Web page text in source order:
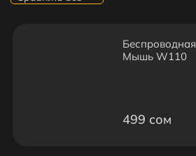
Беспроводная
Мышь W110
499 сом